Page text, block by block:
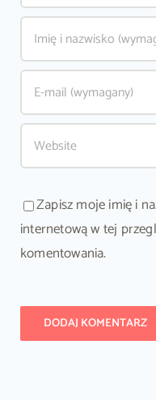
Zapisz moje imię i
internetową w tej
komentowania.